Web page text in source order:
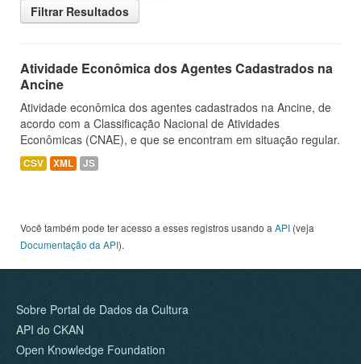
Filtrar Resultados
Atividade Econômica dos Agentes Cadastrados na
Ancine
Atividade econômica dos agentes cadastrados na Ancine, de
acordo com a Classificação Nacional de Atividades
Econômicas (CNAE), e que se encontram em situação regular.
CSV XML JS
Você também pode ter acesso a esses registros usando a API (veja
Documentação da API).
Sobre Portal de Dados da Cultura
API do CKAN
Open Knowledge Foundation